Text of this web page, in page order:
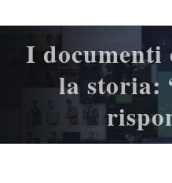
I documenti
la storia: